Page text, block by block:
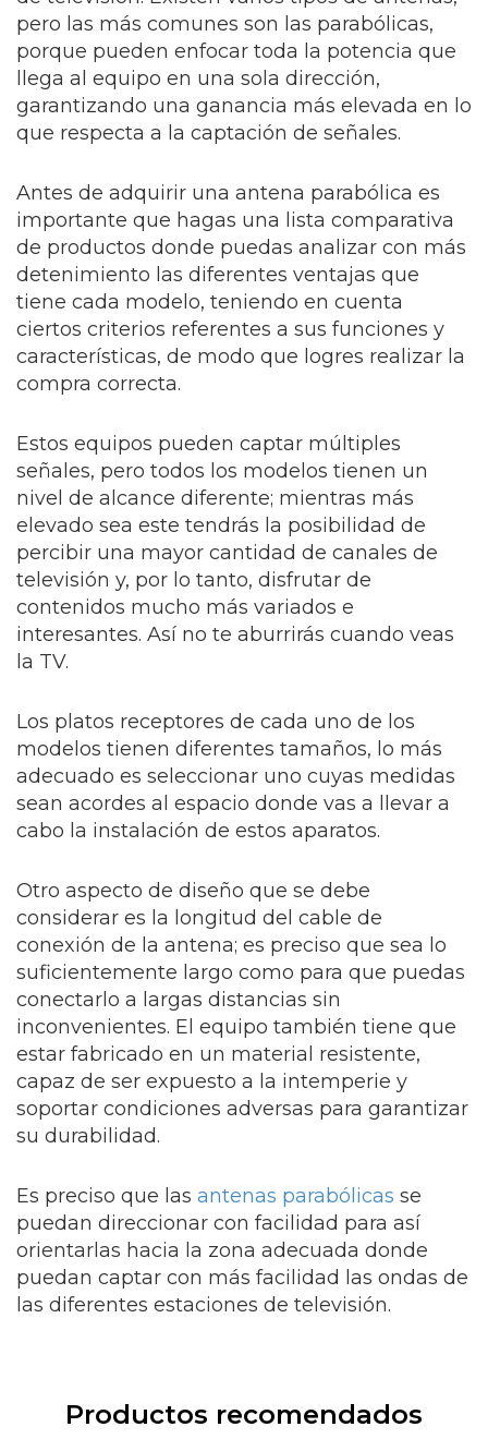
pero las más comunes son las parabólicas,
porque pueden enfocar toda la potencia que
llega al equipo en una sola dirección,
garantizando una ganancia más elevada en lo
que respecta a la captación de señales.
Antes de adquirir una antena parabólica es
importante que hagas una lista comparativa
de productos donde puedas analizar con más
detenimiento las diferentes ventajas que
tiene cada modelo, teniendo en cuenta
ciertos criterios referentes a sus funciones y
características, de modo que logres realizar la
compra correcta.
Estos equipos pueden captar múltiples
señales, pero todos los modelos tienen un
nivel de alcance diferente; mientras más
elevado sea este tendrás la posibilidad de
percibir una mayor cantidad de canales de
televisión y, por lo tanto, disfrutar de
contenidos mucho más variados e
interesantes. Así no te aburrirás cuando veas
la TV.
Los platos receptores de cada uno de los
modelos tienen diferentes tamaños, lo más
adecuado es seleccionar uno cuyas medidas
sean acordes al espacio donde vas a llevar a
cabo la instalación de estos aparatos.
Otro aspecto de diseño que se debe
considerar es la longitud del cable de
conexión de la antena; es preciso que sea lo
suficientemente largo como para que puedas
conectarlo a largas distancias sin
inconvenientes. El equipo también tiene que
estar fabricado en un material resistente,
capaz de ser expuesto a la intemperie y
soportar condiciones adversas para garantizar
su durabilidad.
Es preciso que las antenas parabólicas se
puedan direccionar con facilidad para así
orientarlas hacia la zona adecuada donde
puedan captar con más facilidad las ondas de
las diferentes estaciones de televisión.
Productos recomendados